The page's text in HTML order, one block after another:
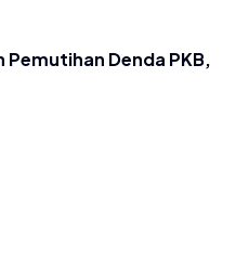
Denda PKB,